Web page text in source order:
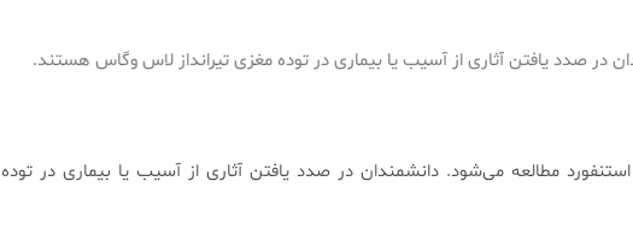
در صدد یافتن آثاری از آسیب یا بیماری در توده مغزی تیرانداز لاس وگاس هستند.
مطالعه می‌شود. دانشمندان در صدد یافتن آثاری از آسیب یا بیماری در توده